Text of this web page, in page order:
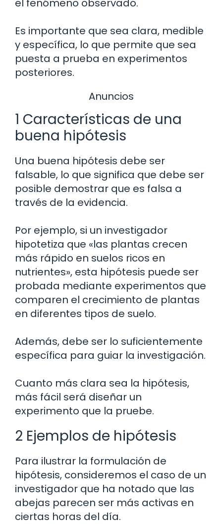
el fenómeno observado.
Es importante que sea clara, medible
y específica, lo que permite que sea
puesta a prueba en experimentos
posteriores.
Anuncios
1 Características de una
buena hipótesis
Una buena hipótesis debe ser
falsable, lo que significa que debe ser
posible demostrar que es falsa a
través de la evidencia.
Por ejemplo, si un investigador
hipotetiza que «las plantas crecen
más rápido en suelos ricos en
nutrientes», esta hipótesis puede ser
probada mediante experimentos que
comparen el crecimiento de plantas
en diferentes tipos de suelo.
Además, debe ser lo suficientemente
específica para guiar la investigación.
Cuanto más clara sea la hipótesis,
más fácil será diseñar un
experimento que la pruebe.
2 Ejemplos de hipótesis
Para ilustrar la formulación de
hipótesis, consideremos el caso de un
investigador que ha notado que las
abejas parecen ser más activas en
ciertas horas del día.